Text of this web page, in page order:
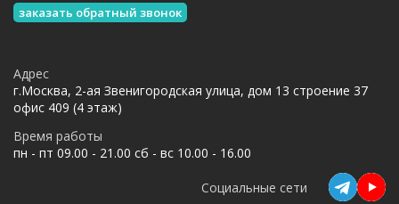
заказать обратный звонок
Адрес
г.Москва, 2-ая Звенигородская улица, дом 13 строение 37
офис 409 (4 этаж)
Время работы
пн - пт 09.00 - 21.00 сб - вс 10.00 - 16.00
Социальные сети